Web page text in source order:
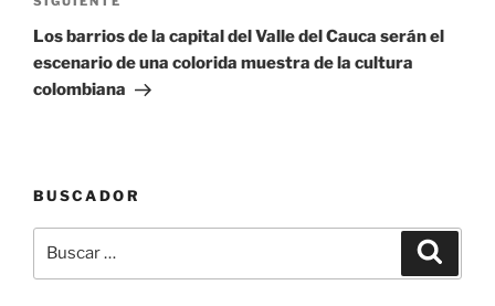
entrada
Los barrios de la capital del Valle del Cauca serán el
escenario de una colorida muestra de la cultura
colombiana
BUSCADOR
por: